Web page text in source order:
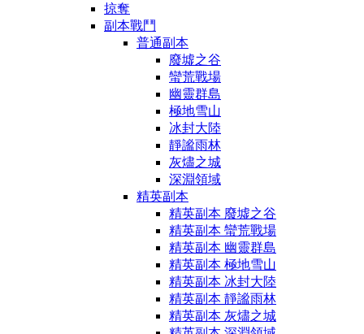
掠奪
副本戰鬥
普通副本
廢墟之谷
蠻荒戰場
幽靈群島
極地雪山
冰封大陸
靜謐雨林
灰燼之城
深淵領域
精英副本
精英副本 廢墟之谷
精英副本 蠻荒戰場
精英副本 幽靈群島
精英副本 極地雪山
精英副本 冰封大陸
精英副本 靜謐雨林
精英副本 灰燼之城